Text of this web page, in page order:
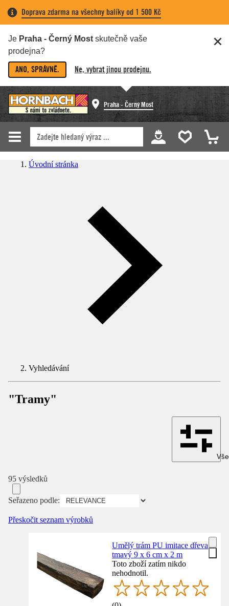
Doprava zdarma na všechny balíky od 1 500 Kč
Je Praha - Černý Most skutečně vaše
prodejna?
ANO, SPRÁVNĚ. Ne, vybrat jinou prodejnu.
Praha - Černý Most
Úvodní stránka
Vyhledávání
"Tramy"
95 výsledků
Seřazeno podle:
Přeskočit seznam výrobků
Umělý trám PU imitace dřeva
tmavý 9 x 6 cm x 2 m
Toto zboží zatím nikdo
nehodnotil.